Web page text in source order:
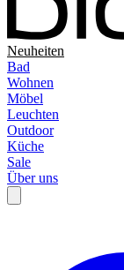
Neuheiten
Bad
Wohnen
Möbel
Leuchten
Outdoor
Küche
Sale
Über uns